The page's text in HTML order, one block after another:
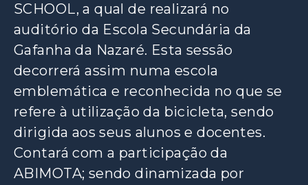
SCHOOL, a qual de realizará no
auditório da Escola Secundária da
Gafanha da Nazaré. Esta sessão
decorrerá assim numa escola
emblemática e reconhecida no que se
refere à utilização da bicicleta, sendo
dirigida aos seus alunos e docentes.
Contará com a participação da
ABIMOTA; sendo dinamizada por